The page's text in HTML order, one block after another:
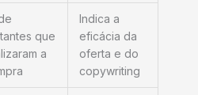
que
a
Indica a
eficácia da
oferta e do
copywriting